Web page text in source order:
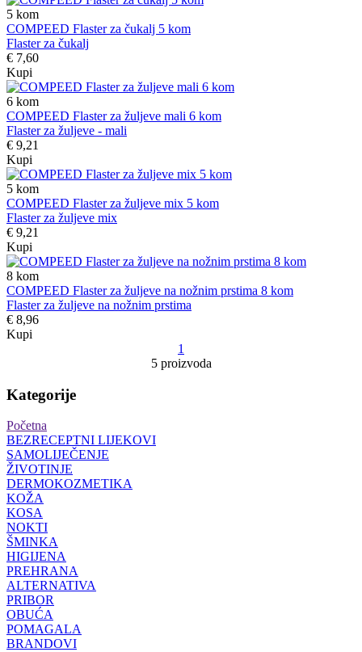
5 kom
COMPEED Flaster za čukalj 5 kom
Flaster za čukalj
€ 7,60
Kupi
6 kom
COMPEED Flaster za žuljeve mali 6 kom
Flaster za žuljeve - mali
€ 9,21
Kupi
5 kom
COMPEED Flaster za žuljeve mix 5 kom
Flaster za žuljeve mix
€ 9,21
Kupi
8 kom
COMPEED Flaster za žuljeve na nožnim prstima 8 kom
Flaster za žuljeve na nožnim prstima
€ 8,96
Kupi
1
5 proizvoda
Kategorije
Početna
BEZRECEPTNI LIJEKOVI
SAMOLIJEČENJE
ŽIVOTINJE
DERMOKOZMETIKA
KOŽA
KOSA
NOKTI
ŠMINKA
HIGIJENA
PREHRANA
ALTERNATIVA
PRIBOR
OBUĆA
POMAGALA
BRANDOVI